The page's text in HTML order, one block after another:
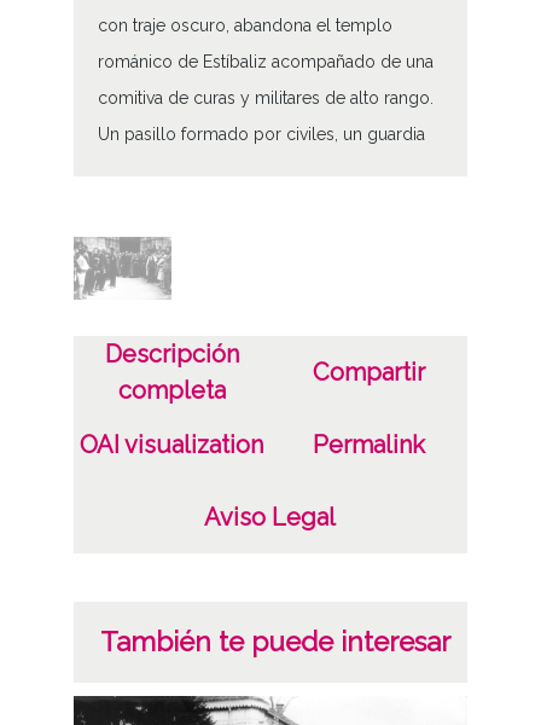
con traje oscuro, abandona el templo
románico de Estíbaliz acompañado de una
comitiva de curas y militares de alto rango.
Un pasillo formado por civiles, un guardia
Soporte
Positivo original
1929
Autor
Descripción
completa
Compartir
OAI visualization Permalink
Aviso Legal
También te puede interesar